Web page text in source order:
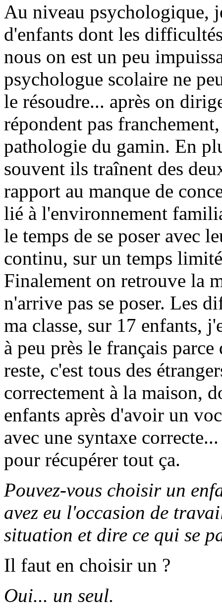
Au niveau psychologique,
d'enfants dont les
nous on est un peu
psychologue scolaire ne
le résoudre... après on
répondent pas
pathologie du gamin. En
souvent ils traînent des
rapport au manque de
lié à l'environnement
le temps de se poser avec
continu, sur un temps
Finalement on retrouve la
n'arrive pas se poser. Les
ma classe, sur 17 enfants,
à peu près le français
reste, c'est tous des
correctement à la maison,
enfants après d'avoir un
avec une syntaxe
pour récupérer tout ça.
Pouvez-vous choisir un
avez eu l'occasion de
situation et dire ce qui se
Il faut en choisir un ?
Oui... un seul.